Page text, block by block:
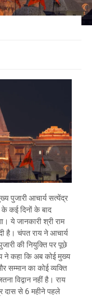
पुजारी आचार्य सत्येंद्र
कई दिनों के बाद
ये जानकारी श्री राम
है। चंपत राय ने आचार्य
की नियुक्ति पर पूछे
ने कहा कि अब कोई मुख्य
सम्मान का कोई व्यक्ति
विद्वान नहीं है। राय
दास से 6 महीने पहले